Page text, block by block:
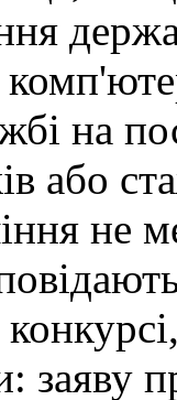
на
або
не
заяву